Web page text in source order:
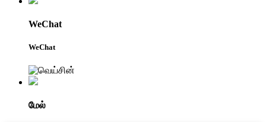
WeChat
WeChat
மேல்